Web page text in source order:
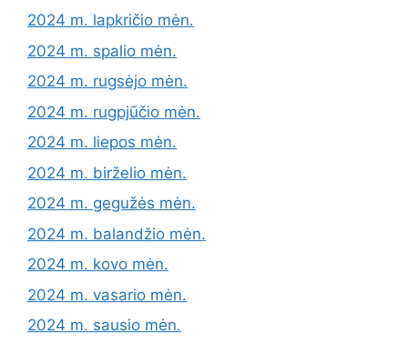
2024 m. lapkričio mėn.
2024 m. spalio mėn.
2024 m. rugsėjo mėn.
2024 m. rugpjūčio mėn.
2024 m. liepos mėn.
2024 m. birželio mėn.
2024 m. gegužės mėn.
2024 m. balandžio mėn.
2024 m. kovo mėn.
2024 m. vasario mėn.
2024 m. sausio mėn.